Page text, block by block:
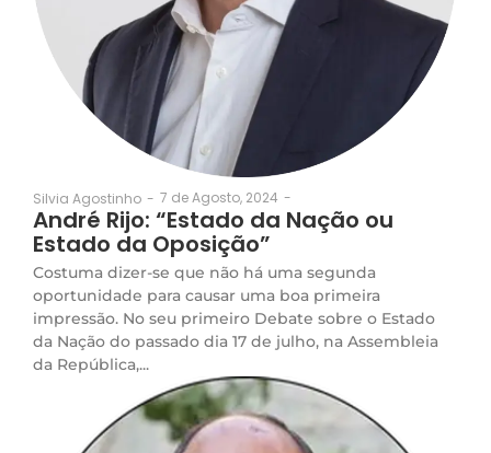
Silvia Agostinho - 7 de Agosto, 2024 -
André Rijo: “Estado da Nação ou
Estado da Oposição”
Costuma dizer-se que não há uma segunda
oportunidade para causar uma boa primeira
impressão. No seu primeiro Debate sobre o Estado
da Nação do passado dia 17 de julho, na Assembleia
da República,...